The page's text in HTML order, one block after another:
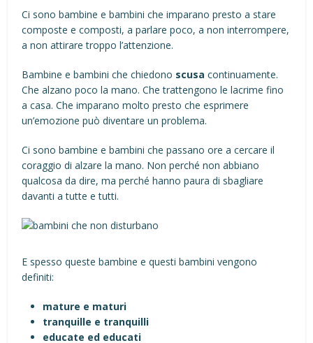
Ci sono bambine e bambini che imparano presto a stare
composte e composti, a parlare poco, a non interrompere,
a non attirare troppo l’attenzione.
Bambine e bambini che chiedono scusa continuamente.
Che alzano poco la mano. Che trattengono le lacrime fino
a casa. Che imparano molto presto che esprimere
un’emozione può diventare un problema.
Ci sono bambine e bambini che passano ore a cercare il
coraggio di alzare la mano. Non perché non abbiano
qualcosa da dire, ma perché hanno paura di sbagliare
davanti a tutte e tutti.
E spesso queste bambine e questi bambini vengono
definiti:
mature e maturi
tranquille e tranquilli
educate ed educati